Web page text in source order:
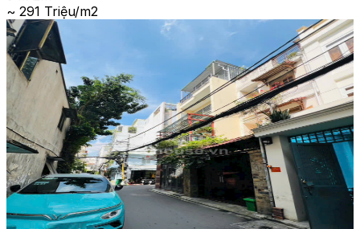
~ 291 Triệu/m2